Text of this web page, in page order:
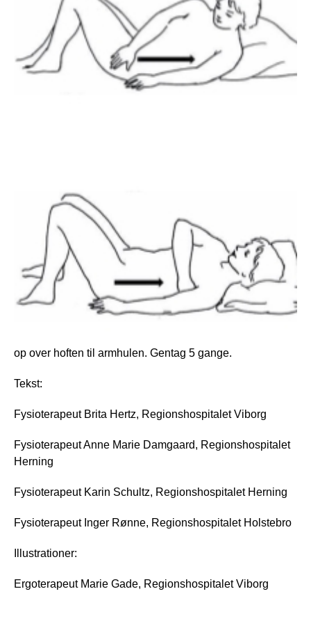
op over hoften til armhulen. Gentag 5 gange.
Tekst:
Fysioterapeut Brita Hertz, Regionshospitalet Viborg
Fysioterapeut Anne Marie Damgaard, Regionshospitalet
Herning
Fysioterapeut Karin Schultz, Regionshospitalet Herning
Fysioterapeut Inger Rønne, Regionshospitalet Holstebro
Illustrationer:
Ergoterapeut Marie Gade, Regionshospitalet Viborg